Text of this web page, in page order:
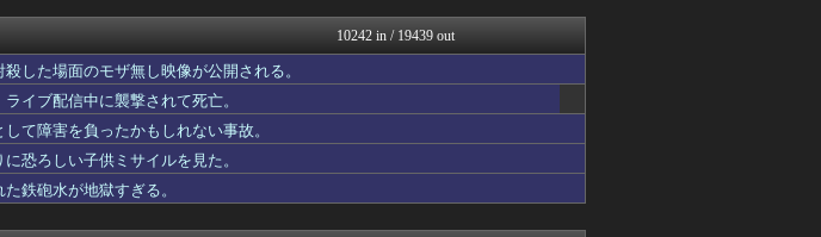
たい【Aqours】
コンテンツ・声優 | ラブ...
ｗ
ラビット速報
ばすぎる
ネラーボイス
し立たず
残ればヒトの寿命は156年、...
常識的に考えた
真摯...
ゆるゲーマー遅報
「汚い金」「投稿するな」と...
ってるでち？
・・？
投資ちゃんねる
本に軍事的選択肢を検討」 痛いニュース(ﾉ∀`)
10242 in / 19439 out
した場面のモザ無し映像が公開される。
イブ配信中に襲撃されて死亡。
て障害を負ったかもしれない事故。
恐ろしい子供ミサイルを見た。
鉄砲水が地獄すぎる。